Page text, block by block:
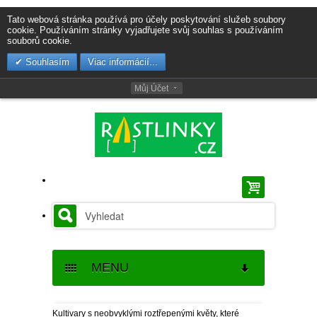
Tato webová stránka používá pro účely poskytování služeb soubory
cookie. Používáním stránky vyjadřujete svůj souhlas s používáním
souborů cookie.
Souhlasím
Viac informácií...
Můj Účet
MENU
Kultivary s neobvyklými roztřepenými květy, které